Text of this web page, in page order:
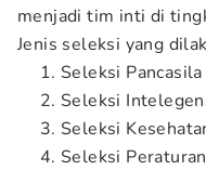
menjadi tim inti di
Jenis seleksi yang
Seleksi
Seleksi
Seleksi
Seleksi